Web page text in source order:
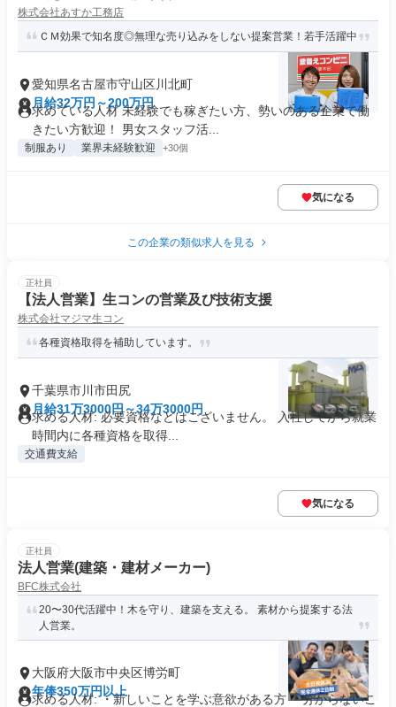
株式会社あすか工務店
ＣＭ効果で知名度◎無理な売り込みをしない提案営業！若手活躍中
愛知県名古屋市守山区川北町
月給32万円～200万円
求めている人材 未経験でも稼ぎたい方、勢いのある企業で働
きたい方歓迎！ 男女スタッフ活...
制服あり 業界未経験歓迎 +30個
気になる
この企業の類似求人を見る
正社員
【法人営業】生コンの営業及び技術支援
株式会社マジマ生コン
各種資格取得を補助しています。
千葉県市川市田尻
月給31万3000円～34万3000円
求める人材: 必要資格などはございません。 入社してから就業
時間内に各種資格を取得...
交通費支給
気になる
正社員
法人営業(建築・建材メーカー)
BFC株式会社
20〜30代活躍中！木を守り、建築を支える。 素材から提案する法
人営業。
大阪府大阪市中央区博労町
年俸350万円以上
求める人材: ・新しいことを学ぶ意欲がある方 ・分からないこ